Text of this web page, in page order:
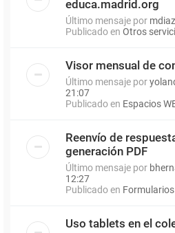
educa.madrid.org
Último mensaje por
Publicado en Otros
Visor mensual de
Último mensaje por
21:07
Publicado en Espacios
Reenvío de
generación PDF
Último mensaje por
12:27
Publicado en
Uso tablets en el